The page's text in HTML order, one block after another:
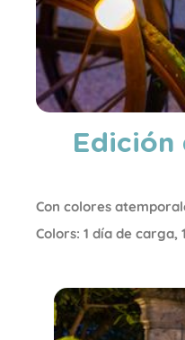
Edición
Con colores
Colors: 1 día de carga,